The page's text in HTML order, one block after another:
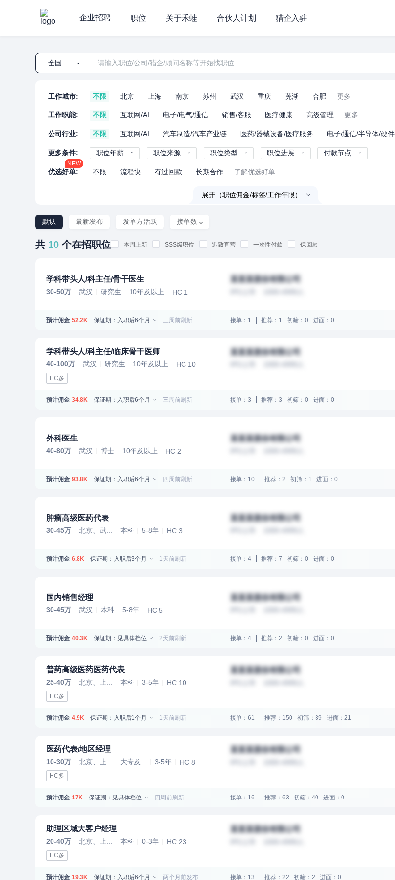
企业招聘 职位 关于禾蛙 合伙人计划 猎企入驻
全国
工作城市: 不限 北京 上海 南京 苏州 武汉 重庆 芜湖 合肥 更多
工作职能: 不限 互联网/AI 电子/电气/通信 销售/客服 医疗健康 高级管理 更多
公司行业: 不限 互联网/AI 汽车制造/汽车产业链 医药/器械设备/医疗服务 电子/通信/半导体/硬件
更多条件: 职位年薪 职位来源 职位类型 职位进展 付款节点
优选好单:
NEW
不限 流程快 有过回款 长期合作 了解优选好单
展开（职位佣金/标签/工作年限）
默认 最新发布 发单方活跃 接单数
共 10 个在招职位 本周上新 SSS级职位 迅致直营 一次性付款 保回款
学科带头人/科主任/骨干医生
30-50万 武汉 研究生 10年及以上 HC 1
某某某股份有限公司
预计佣金 52.2K 保证期：入职后6个月 三周前刷新 接单：1 推荐：1 初筛：0 进面：0
学科带头人/科主任/临床骨干医师
40-100万 武汉 研究生 10年及以上 HC 10
HC多
某某某股份有限公司
预计佣金 34.8K 保证期：入职后6个月 三周前刷新 接单：3 推荐：3 初筛：0 进面：0
外科医生
40-80万 武汉 博士 10年及以上 HC 2
某某某股份有限公司
预计佣金 93.8K 保证期：入职后6个月 四周前刷新 接单：10 推荐：2 初筛：1 进面：0
肿瘤高级医药代表
30-45万 北京、武... 本科 5-8年 HC 3
某某某股份有限公司
预计佣金 6.8K 保证期：入职后3个月 1天前刷新 接单：4 推荐：7 初筛：0 进面：0
国内销售经理
30-45万 武汉 本科 5-8年 HC 5
某某某股份有限公司
预计佣金 40.3K 保证期：见具体档位 2天前刷新 接单：4 推荐：2 初筛：0 进面：0
普药高级医药医药代表
25-40万 北京、上... 本科 3-5年 HC 10
HC多
某某某股份有限公司
预计佣金 4.9K 保证期：入职后1个月 1天前刷新 接单：61 推荐：150 初筛：39 进面：21
医药代表/地区经理
10-30万 北京、上... 大专及... 3-5年 HC 8
HC多
某某某股份有限公司
预计佣金 17K 保证期：见具体档位 四周前刷新 接单：16 推荐：63 初筛：40 进面：0
助理区域大客户经理
20-40万 北京、上... 本科 0-3年 HC 23
HC多
某某某股份有限公司
预计佣金 19.3K 保证期：入职后6个月 两个月前发布 接单：13 推荐：22 初筛：2 进面：0